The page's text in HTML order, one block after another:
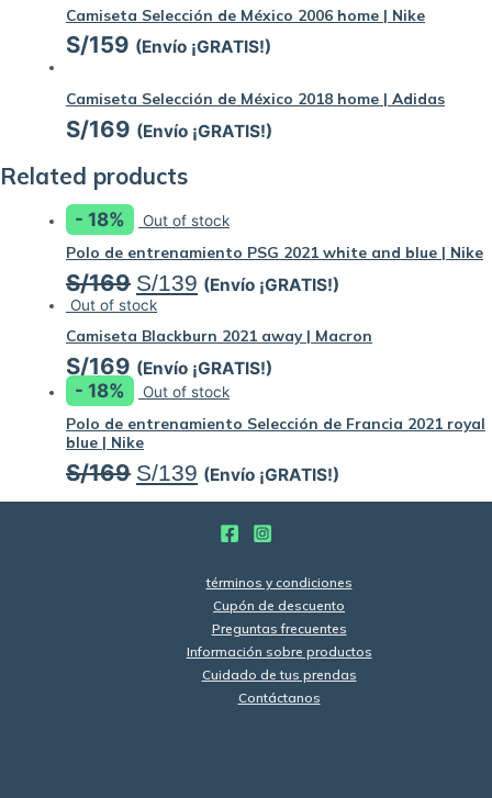
Camiseta Selección de México 2006 home | Nike
S/159 (Envío ¡GRATIS!)
Camiseta Selección de México 2018 home | Adidas
S/169 (Envío ¡GRATIS!)
Related products
- 18% Out of stock
Polo de entrenamiento PSG 2021 white and blue | Nike
S/169 S/139 (Envío ¡GRATIS!)
Out of stock
Camiseta Blackburn 2021 away | Macron
S/169 (Envío ¡GRATIS!)
- 18% Out of stock
Polo de entrenamiento Selección de Francia 2021 royal
blue | Nike
S/169 S/139 (Envío ¡GRATIS!)
términos y condiciones
Cupón de descuento
Preguntas frecuentes
Información sobre productos
Cuidado de tus prendas
Contáctanos